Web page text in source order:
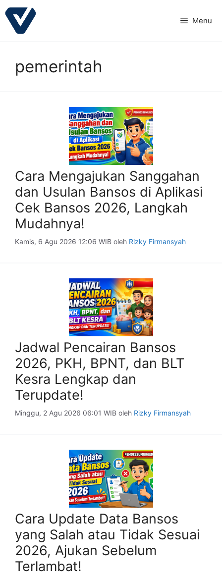
Langsung
ke
Menu
pemerintah
Cara Mengajukan Sanggahan
dan Usulan Bansos di Aplikasi
Cek Bansos 2026, Langkah
Mudahnya!
Kamis, 6 Agu 2026 12:06 WIB oleh Rizky Firmansyah
Jadwal Pencairan Bansos
2026, PKH, BPNT, dan BLT
Kesra Lengkap dan
Terupdate!
Minggu, 2 Agu 2026 06:01 WIB oleh Rizky Firmansyah
Cara Update Data Bansos
yang Salah atau Tidak Sesuai
2026, Ajukan Sebelum
Terlambat!